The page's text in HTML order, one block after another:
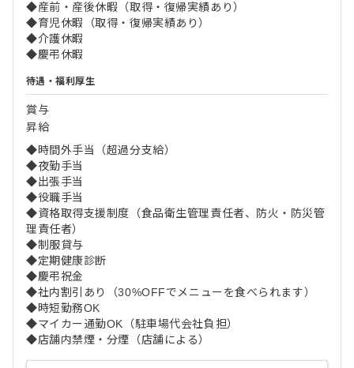
◆産前・産後休暇（取得・復帰実績あり）
◆育児休暇（取得・復帰実績あり）
◆介護休暇
◆慶弔休暇
待遇・福利厚生
賞与
昇給
◆時間外手当（超過分支給）
◆夜勤手当
◆出張手当
◆役職手当
◆資格取得支援制度（食品衛生管理責任者、防火・防災管
理責任者）
◆制服貸与
◆定期健康診断
◆慶弔祝金
◆社内割引あり（30%OFFでメニューを食べられます）
◆時短勤務OK
◆マイカー通勤OK（駐車場代会社負担）
◆店舗内禁煙・分煙（店舗による）